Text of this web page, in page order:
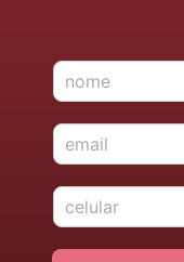
N
o
e
*
E
-
a
i
c
e